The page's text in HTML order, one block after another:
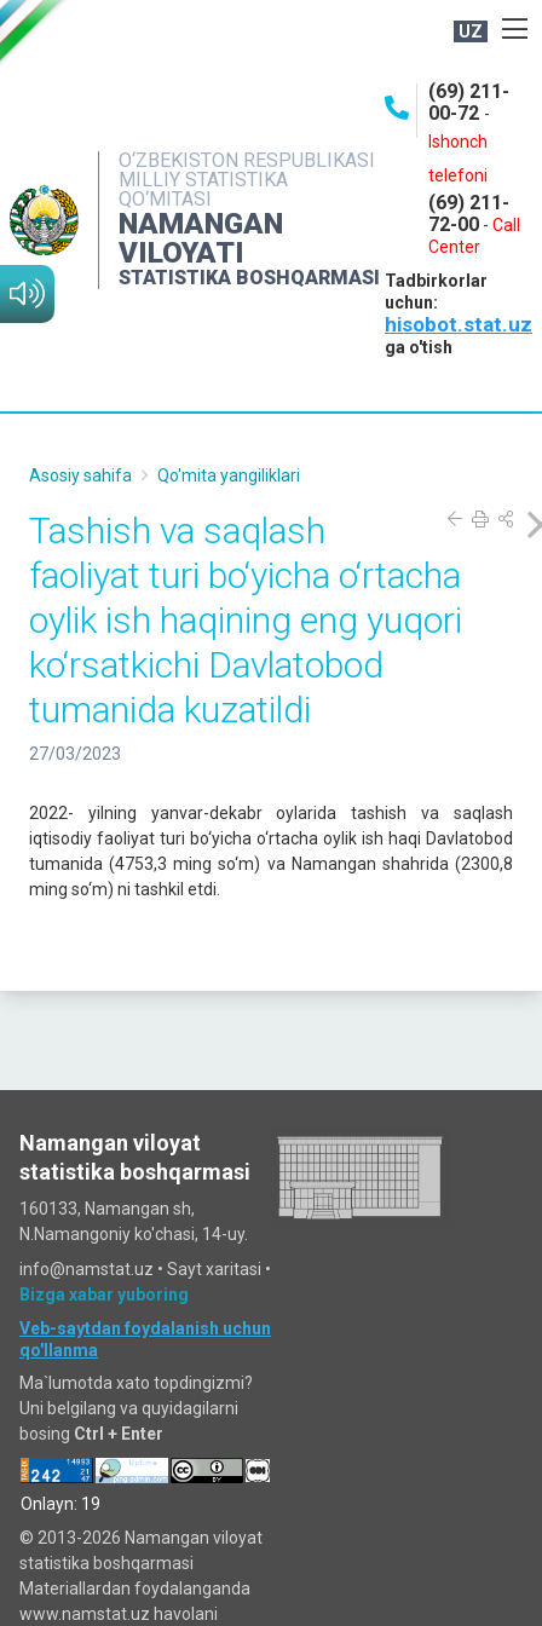
UZ
O‘ZBEKISTON RESPUBLIKASI
MILLIY STATISTIKA
QO‘MITASI
NAMANGAN
VILOYATI
STATISTIKA BOSHQARMASI
(69) 211-
00-72 -
Ishonch
telefoni
(69) 211-
72-00 - Call
Center
Tadbirkorlar
uchun:
hisobot.stat.uz
ga o'tish
NASHRLAR
INTERAKTIV XIZMATLAR
MATBUOT XIZMATI
MUROJAATLAR
Asosiy sahifa Qo'mita yangiliklari
Tashish va saqlash
faoliyat turi bo‘yicha o‘rtacha
oylik ish haqining eng yuqori
ko‘rsatkichi Davlatobod
tumanida kuzatildi
27/03/2023
2022- yilning yanvar-dekabr oylarida tashish va saqlash
iqtisodiy faoliyat turi bo‘yicha o‘rtacha oylik ish haqi Davlatobod
tumanida (4753,3 ming so‘m) va Namangan shahrida (2300,8
ming so‘m) ni tashkil etdi.
Namangan viloyat
statistika boshqarmasi
160133, Namangan sh,
N.Namangoniy ko'chasi, 14-uy.
info@namstat.uz • Sayt xaritasi •
Bizga xabar yuboring
Veb-saytdan foydalanish uchun
qo'llanma
Ma`lumotda xato topdingizmi?
Uni belgilang va quyidagilarni
bosing Ctrl + Enter
Onlayn: 19
© 2013-2026 Namangan viloyat
statistika boshqarmasi
Materiallardan foydalanganda
www.namstat.uz havolani